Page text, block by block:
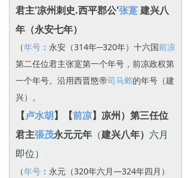
君主'凉州刺史.西平郡公'张寔建兴八
年（永安七年）
（年号 ：永安（314年─320年）十六国前凉
第二任位君主张寔第一个年号，前凉政权第
一个年号。沿用西晋愍帝司马邺的年号（建
兴）。
【卢水胡】【前凉】凉州）第三任位
君主張茂永元元年 （建兴八年） 六月
即位）
（年号 ： 永元 （320年六月—324年四月）